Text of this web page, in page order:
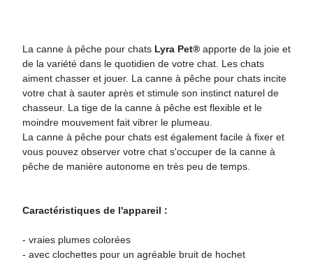
La canne à pêche pour chats Lyra Pet® apporte de la joie et
de la variété dans le quotidien de votre chat. Les chats
aiment chasser et jouer. La canne à pêche pour chats incite
votre chat à sauter après et stimule son instinct naturel de
chasseur. La tige de la canne à pêche est flexible et le
moindre mouvement fait vibrer le plumeau.
La canne à pêche pour chats est également facile à fixer et
vous pouvez observer votre chat s'occuper de la canne à
pêche de manière autonome en très peu de temps.
Caractéristiques de l'appareil :
- vraies plumes colorées
- avec clochettes pour un agréable bruit de hochet